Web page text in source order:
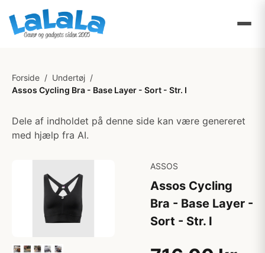
Forside / Undertøj /
Assos Cycling Bra - Base Layer - Sort - Str. I
Dele af indholdet på denne side kan være genereret
med hjælp fra AI.
ASSOS
Assos Cycling
Bra - Base Layer -
Sort - Str. I